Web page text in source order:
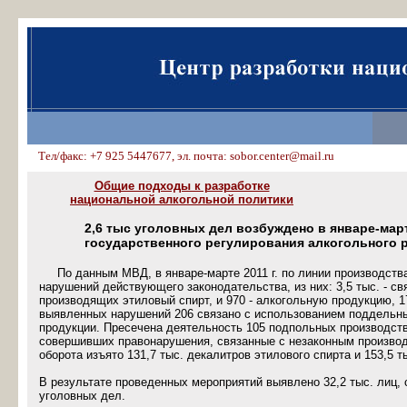
Тел/факс: +7 925 5447677, эл. почта: sobor.center@mail.ru
Общие подходы к разработке
национальной алкогольной политики
2,6 тыс уголовных дел возбуждено в январе-
государственного регулирования алкогольного
По данным МВД, в январе-марте 2011 г. по линии
нарушений действующего законодательства, из них: 3,5 тыс. -
производящих этиловый спирт, и 970 - алкогольную продукцию,
выявленных нарушений 206 связано с использованием
продукции. Пресечена деятельность 105 подпольных
совершивших правонарушения, связанные с незаконным
оборота изъято 131,7 тыс. декалитров этилового спирта и 153,5
В результате проведенных мероприятий выявлено 32,2 тыс.
уголовных дел.